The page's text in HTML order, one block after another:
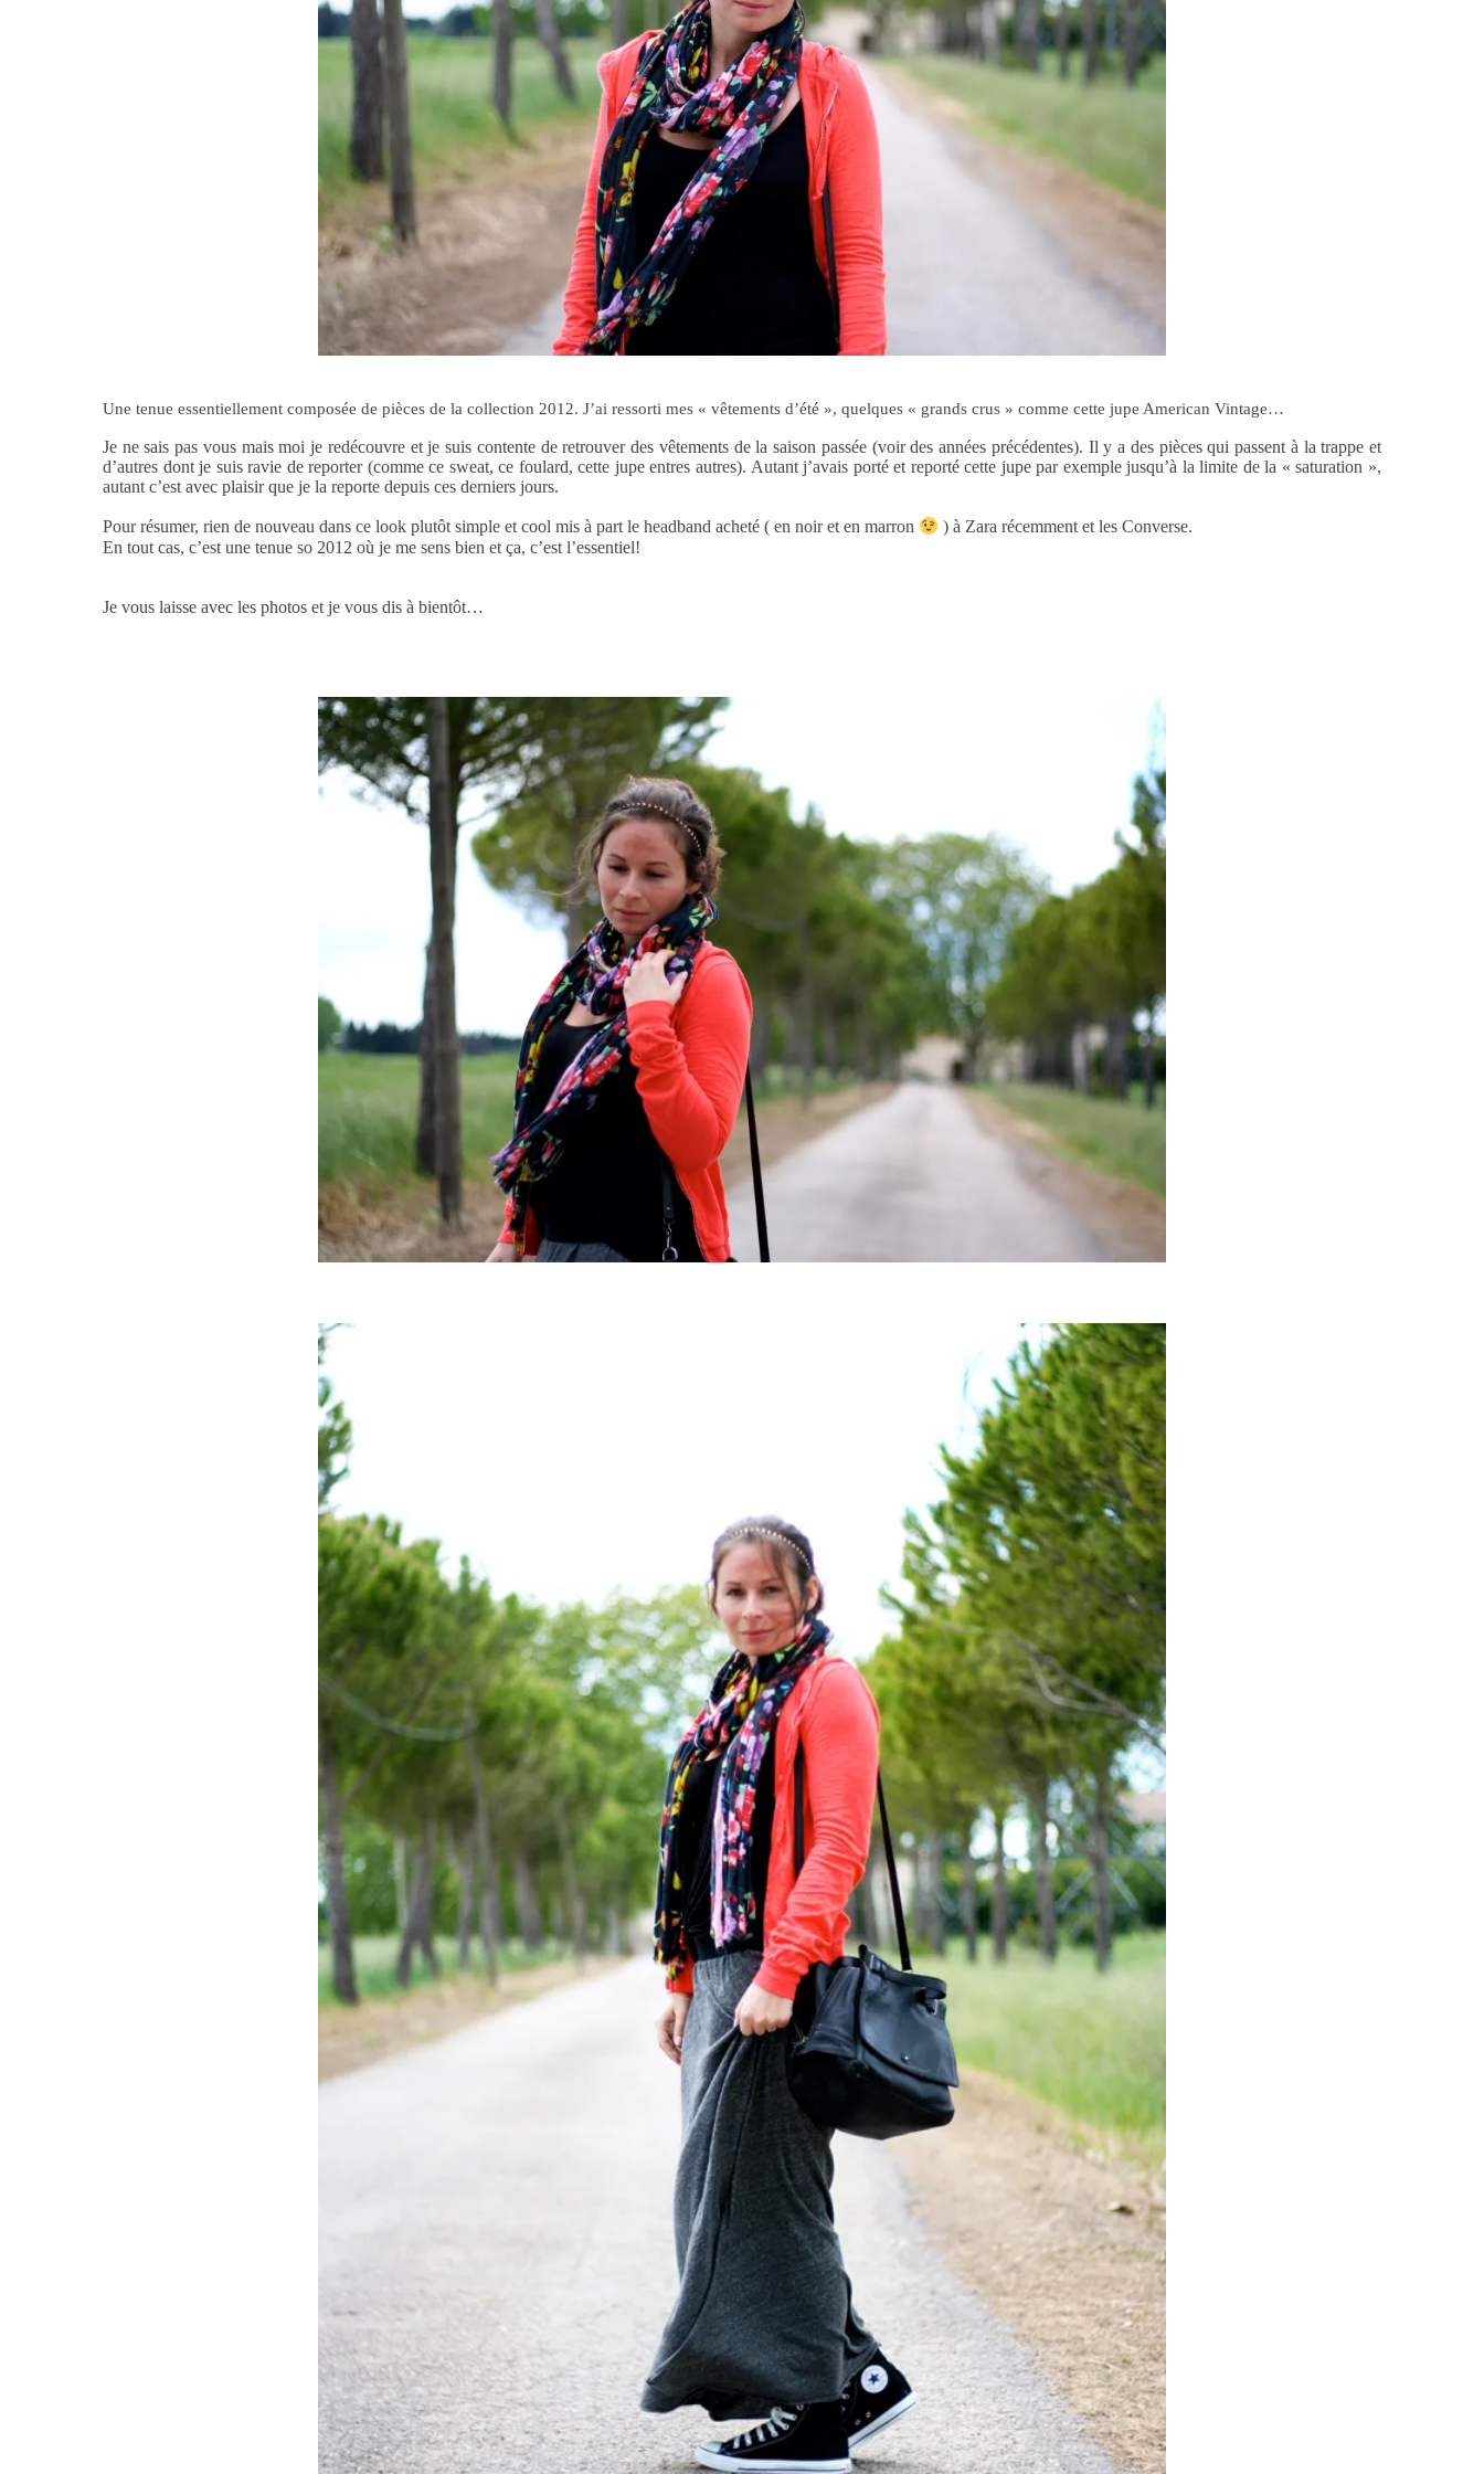
Une tenue essentiellement composée de pièces de la collection 2012. J’ai ressorti mes « vêtements d’été », quelques « grands crus » comme cette jupe American Vintage…
Je ne sais pas vous mais moi je redécouvre et je suis contente de retrouver des vêtements de la saison passée (voir des années précédentes). Il y a des pièces qui passent à la trappe et
d’autres dont je suis ravie de reporter (comme ce sweat, ce foulard, cette jupe entres autres). Autant j’avais porté et reporté cette jupe par exemple jusqu’à la limite de la « saturation »,
autant c’est avec plaisir que je la reporte depuis ces derniers jours.
Pour résumer, rien de nouveau dans ce look plutôt simple et cool mis à part le headband acheté ( en noir et en marron
) à Zara récemment et les Converse.
En tout cas, c’est une tenue so 2012 où je me sens bien et ça, c’est l’essentiel!
Je vous laisse avec les photos et je vous dis à bientôt…